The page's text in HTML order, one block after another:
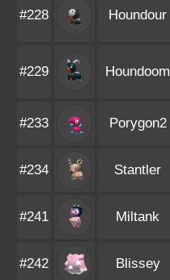
#228 Houndour
#229 Houndoom
#233 Porygon2
#234 Stantler
#241 Miltank
#242 Blissey